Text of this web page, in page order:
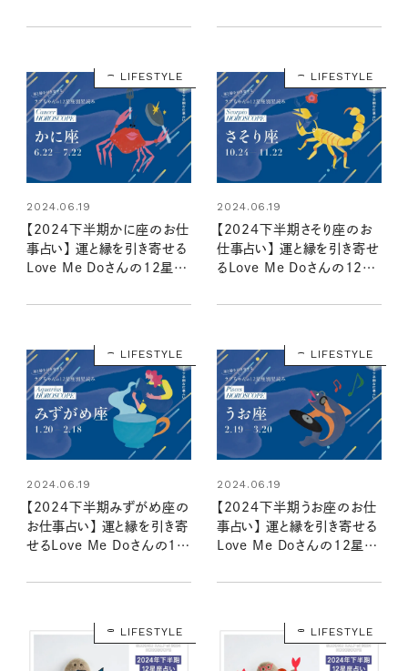
LIFESTYLE
2024.06.19
【2024下半期かに座のお仕
事占い】 運と縁を引き寄せる
Love Me Doさんの12星座
LIFESTYLE
2024.06.19
【2024下半期さそり座のお
仕事占い】 運と縁を引き寄せ
るLove Me Doさんの12星
LIFESTYLE
2024.06.19
【2024下半期みずがめ座の
お仕事占い】 運と縁を引き寄
せるLove Me Doさんの12
LIFESTYLE
2024.06.19
【2024下半期うお座のお仕
事占い】 運と縁を引き寄せる
Love Me Doさんの12星座
LIFESTYLE LIFESTYLE